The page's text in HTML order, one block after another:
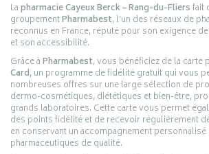
Lapharmacie Cayeux Berck – Rang-du-Fliersfait
groupementPharmabest, l’un des réseaux de
reconnus en France, réputé pour son exigence
et son accessibilité.
Grâce àPharmabest, vous bénéficiez de la carte
Card, un programme de fidélité gratuit qui vous
nombreuses offres sur une large sélection de
dermo-cosmétiques, diététiques et bien-être,
grands laboratoires. Cette carte vous permet
des points fidélité et de recevoir régulièrement
en conservant un accompagnement
pharmaceutiques de qualité.